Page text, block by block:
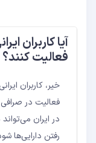
آیا کاربران
فعالیت کنند؟
خیر، کاربران
در ایران
رفتن دارایی‌ها